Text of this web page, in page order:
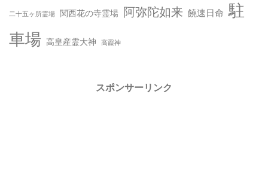
二十五ヶ所霊場 関西花の寺霊場 阿弥陀如来 饒速日命 駐
車場
高皇産霊大神 高龗神
スポンサーリンク